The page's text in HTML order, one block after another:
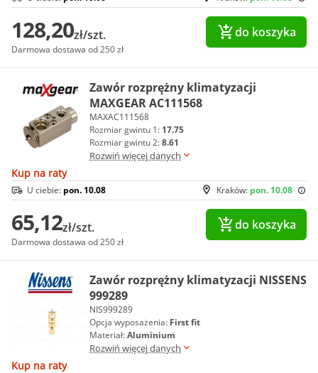
128,20zł/szt.
Darmowa dostawa od 250 zł
do koszyka
Zawór rozprężny klimatyzacji
MAXGEAR AC111568
MAXAC111568
Rozmiar gwintu 1: 17.75
Rozmiar gwintu 2:8.61
Rozwiń więcej danych
Kup na raty
Kraków: pon. 10.08
U ciebie: pon. 10.08
65,12zł/szt.
Darmowa dostawa od 250 zł
do koszyka
Zawór rozprężny klimatyzacji NISSENS
999289
NIS999289
Opcja wyposażenia: First fit
Materiał:Aluminium
Rozwiń więcej danych
Kup na raty